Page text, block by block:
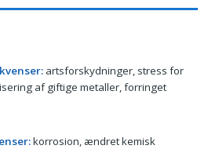
artsforskydninger, stress for
af giftige metaller, forringet
korrosion, ændret kemisk